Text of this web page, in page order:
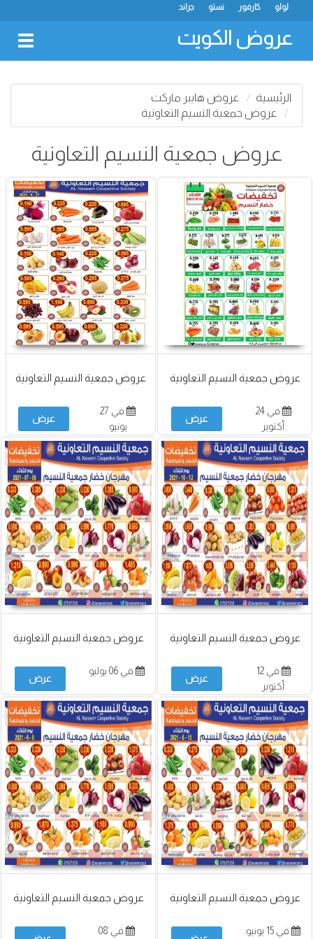
جراند نستو كارفور لولو
عروض الكويت
الرئيسية
عروض هايبر ماركت
عروض جمعية النسيم التعاونية
عروض جمعية النسيم التعاونية
عروض جمعية النسيم التعاونية
في 24
أكتوبر
عرض
عروض جمعية النسيم التعاونية
في 27
يونيو
عرض
عروض جمعية النسيم التعاونية
في 12
أكتوبر
عرض
عروض جمعية النسيم التعاونية
في 06 يوليو
عرض
عروض جمعية النسيم التعاونية
في 15 يونيو
عروض جمعية النسيم التعاونية
في 08